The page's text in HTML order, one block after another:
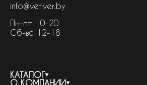
info@vetiver.by
Пн-пт 10-20
Сб-вс 12-18
КАТАЛОГ
О КОМПАНИИ